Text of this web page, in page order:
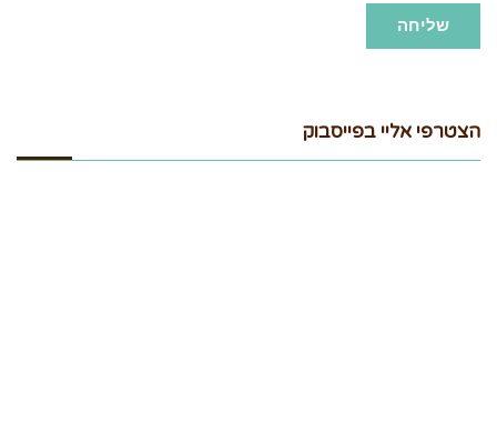
שליחה
הצטרפי אליי בפייסבוק